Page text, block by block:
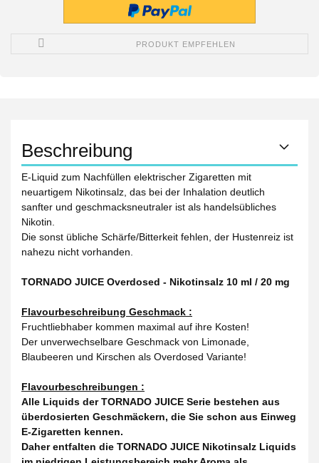
PRODUKT EMPFEHLEN
Beschreibung
E-Liquid zum Nachfüllen elektrischer Zigaretten mit
neuartigem Nikotinsalz, das bei der Inhalation deutlich
sanfter und geschmacksneutraler ist als handelsübliches
Nikotin.
Die sonst übliche Schärfe/Bitterkeit fehlen, der Hustenreiz ist
nahezu nicht vorhanden.
TORNADO JUICE Overdosed - Nikotinsalz 10 ml / 20 mg
Flavourbeschreibung Geschmack :
Fruchtliebhaber kommen maximal auf ihre Kosten!
Der unverwechselbare Geschmack von Limonade,
Blaubeeren und Kirschen als Overdosed Variante!
Flavourbeschreibungen :
Alle Liquids der TORNADO JUICE Serie bestehen aus
überdosierten Geschmäckern, die Sie schon aus Einweg
E-Zigaretten kennen.
Daher entfalten die TORNADO JUICE Nikotinsalz Liquids